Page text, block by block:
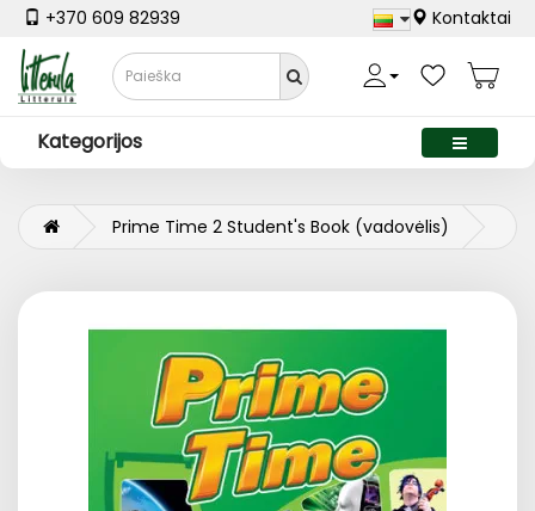
+370 609 82939 Kontaktai
Kategorijos
Prime Time 2 Student's Book (vadovėlis)